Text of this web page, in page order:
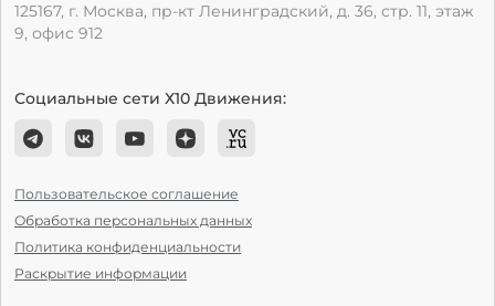
125167, г. Москва, пр-кт Ленинградский, д. 36, стр. 11, этаж
9, офис 912
Социальные сети Х10 Движения:
Пользовательское соглашение
Обработка персональных данных
Политика конфиденциальности
Раскрытие информации